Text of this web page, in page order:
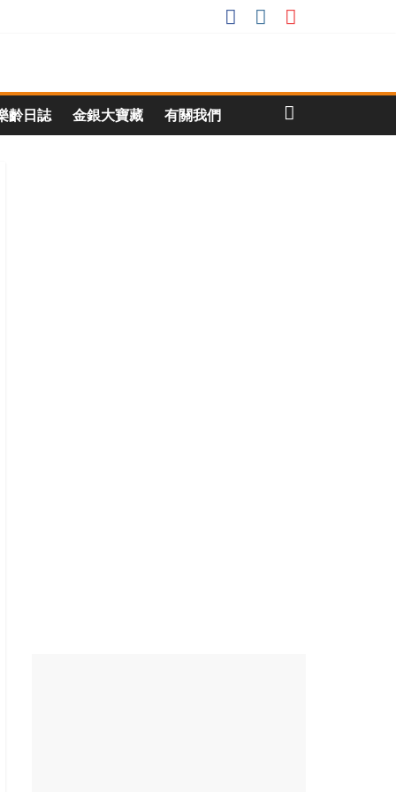
齡日誌 金銀大寶藏 有關我們